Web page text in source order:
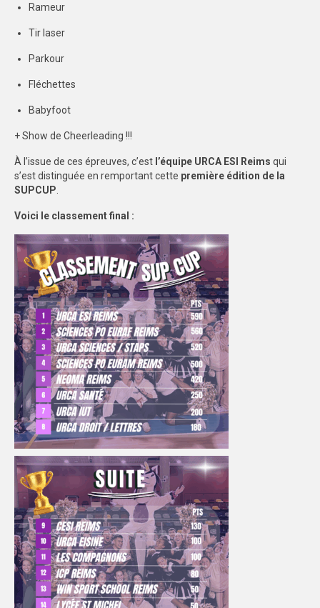
NANCY-METZ
REIMS
STRASBOURG
COMMUNICATION
PHOTOTHÈQUE
NANCY-METZ
STRASBOURG
VIDÉOTHÈQUE
LOGOTHÈQUE
AFFICHES
PALMARÈS
PARTENAIRES
Rameur
Tir laser
Parkour
Fléchettes
Babyfoot
+ Show de Cheerleading !!!
À l’issue de ces épreuves, c’est l’équipe URCA ESI Reims qui
s’est distinguée en remportant cette première édition de la
SUPCUP
Voici le classement final :